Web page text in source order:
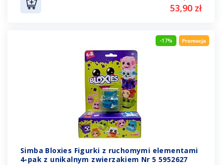
53,90 zł
-17%
Simba Bloxies Figurki z ruchomymi elementami
4-pak z unikalnym zwierzakiem Nr 5 5952627